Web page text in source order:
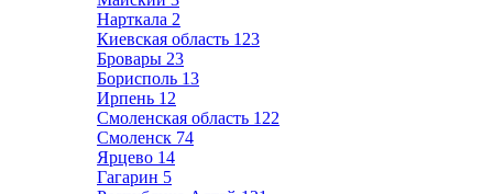
Нарткала 2
Киевская область 123
Бровары 23
Борисполь 13
Ирпень 12
Смоленская область 122
Смоленск 74
Ярцево 14
Гагарин 5